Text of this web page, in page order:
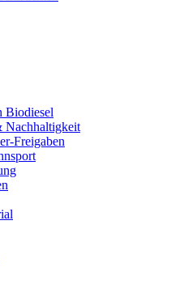
Biodiesel
Nachhaltigkeit
Freigaben